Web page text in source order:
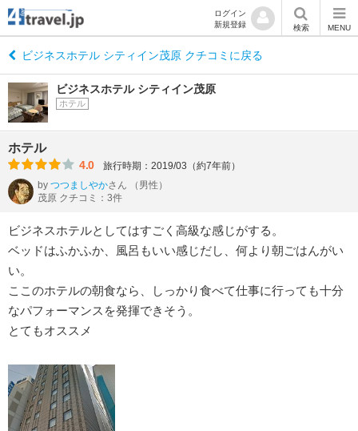
ログイン
新規登録
検索 MENU
ビジネスホテル シティイン茂原 クチコミに戻る
ビジネスホテル シティイン茂原
ホテル
ホテル
4.0
旅行時期：2019/03（約7年前）
by つつましやかさん
（男性）
茂原 クチコミ：3件
ビジネスホテルとしてはすごく高級な感じがする。
ベッドはふかふか、風呂もいい感じだし、何より朝ごはんがい
い。
ここのホテルの朝食なら、しっかり食べて仕事に行っても十分
なパフォーマンスを発揮できそう。
とてもオススメ